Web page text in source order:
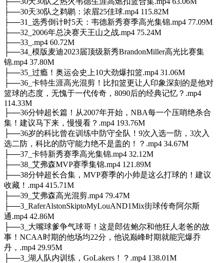
├──30天30队之鹈鹕：浓眉25佳球.mp4 115.82M
├──31_选秀倒计时5天：韦德新秀赛季高光集锦.mp4 77.09M
├──32_2006年总决赛天王山之战.mp4 75.24M
├──33_.mp4 60.72M
├──34_模版麦迪2023届顶级新秀BrandonMiller高光比赛集
锦.mp4 37.80M
├──35_过瘾！奥运会史上10大劲爆扣篮.mp4 31.06M
├──36_卡特生涯高光混剪！比扣篮更让人印象深刻的是他对
篮球的态度，无愧于一代传奇，8090后的经典记忆？.mp4
114.33M
├──36分钟超长篇！从2007年开始，NBA每一个压哨绝杀合
集！建议马下来，慢慢看？.mp4 193.76M
├──36岁的科比曾在训练中防守全队！9次入选一防，3次入
选二防，科比的防守能力绝不是盖的！？.mp4 34.67M
├──37_卡特新秀赛季高光集锦.mp4 32.12M
├──38_艾弗森MVP赛季集锦.mp4 121.89M
├──38分钟超长合集，MVP赛季的小帅是这么打球的！建议
收藏！.mp4 415.71M
├──39_艾弗森高光混剪.mp4 79.47M
├──3_RaferAlstonSkiptoMyLouAND1Mix街球传奇阿尔斯
通.mp4 42.86M
├──3_大嘴球爹争气球哥！这是郎佐鲍尔和他狂人老爸的故
事！NCAA时期的他场均22分，他说巅峰时期就能完爆乔
丹，.mp4 29.95M
├──3_湖人队内训练，GoLakers！？.mp4 138.01M